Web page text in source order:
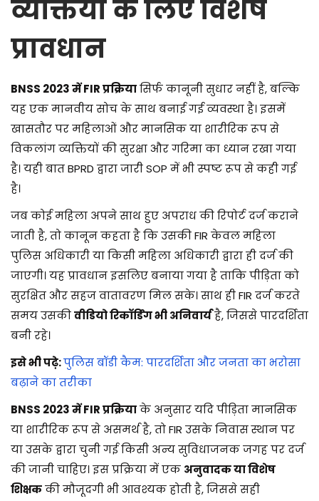
व्यक्तियों के लिए विशेष
प्रावधान
BNSS 2023 में FIR प्रक्रियासिर्फ कानूनी सुधार नहीं है, बल्कि
यह एक मानवीय सोच के साथ बनाई गई व्यवस्था है। इसमें
खासतौर पर महिलाओं और मानसिक या शारीरिक रूप से
विकलांग व्यक्तियों की सुरक्षा और गरिमा का ध्यान रखा गया
है। यही बात BPRD द्वारा जारी SOP में भी स्पष्ट रूप से कही गई
है।
जब कोई महिला अपने साथ हुए अपराध की रिपोर्ट दर्ज कराने
जाती है, तो कानून कहता है कि उसकी FIR केवल महिला
पुलिस अधिकारी या किसी महिला अधिकारी द्वारा ही दर्ज की
जाएगी। यह प्रावधान इसलिए बनाया गया है ताकि पीड़िता को
सुरक्षित और सहज वातावरण मिल सके। साथ ही FIR दर्ज करते
समय उसकीवीडियो रिकॉर्डिंग भी अनिवार्यहै, जिससे पारदर्शिता
बनी रहे।
इसे भी पढ़े:पुलिस बॉडी कैम: पारदर्शिता और जनता का भरोसा
बढ़ाने का तरीका
BNSS 2023 में FIR प्रक्रियाके अनुसार यदि पीड़िता मानसिक
या शारीरिक रूप से असमर्थ है, तो FIR उसके निवास स्थान पर
या उसके द्वारा चुनी गई किसी अन्य सुविधाजनक जगह पर दर्ज
की जानी चाहिए। इस प्रक्रिया में एक अनुवादक या विशेष
शिक्षककी मौजूदगी भी आवश्यक होती है, जिससे सही